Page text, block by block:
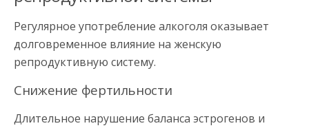
Регулярное употребление алкоголя оказывает
долговременное влияние на женскую
репродуктивную систему.
Снижение фертильности
Длительное нарушение баланса эстрогенов и